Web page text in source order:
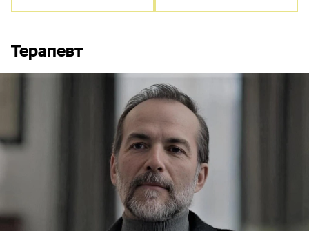
Терапевт